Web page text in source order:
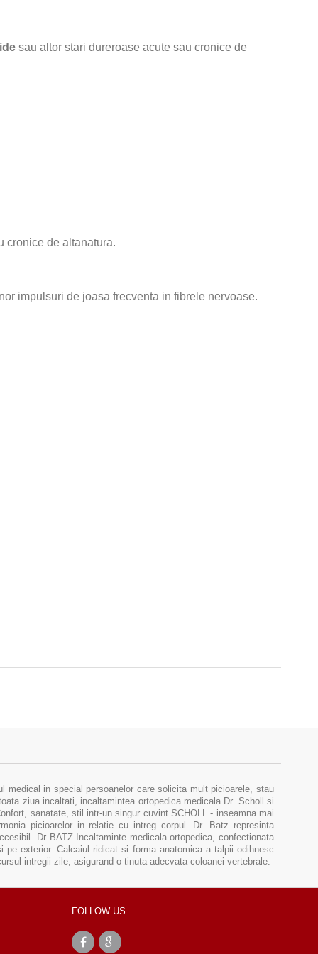
sau altor stari dureroase acute sau cronice de
cronice de altanatura.
impulsuri de joasa frecventa in fibrele nervoase.
medical in special persoanelor care solicita mult picioarele, stau
ziua incaltati, incaltamintea ortopedica medicala Dr. Scholl si
sanatate, stil intr-un singur cuvint SCHOLL - inseamna mai
picioarelor in relatie cu intreg corpul. Dr. Batz represinta
Dr BATZ Incaltaminte medicala ortopedica, confectionata
exterior. Calcaiul ridicat si forma anatomica a talpii odihnesc
intregii zile, asigurand o tinuta adecvata coloanei vertebrale.
FOLLOW US